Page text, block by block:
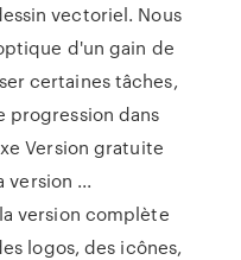
vectoriel. Nous
d'un gain de
certaines tâches,
progression dans
Version gratuite
version ...
version complète
logos, des icônes,